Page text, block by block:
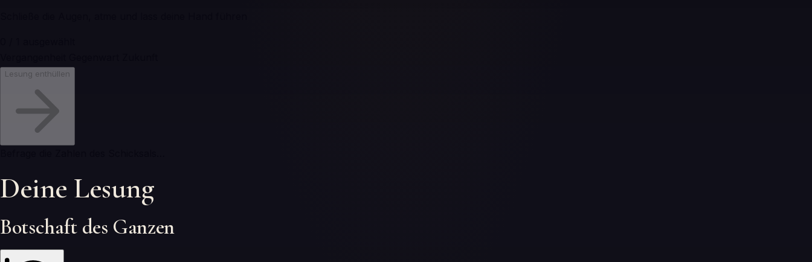
Lesung enthüllen
Deine Lesung
Botschaft des Ganzen